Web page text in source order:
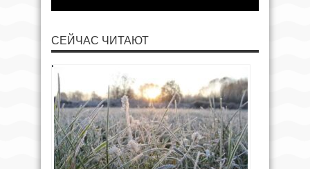
СЕЙЧАС ЧИТАЮТ